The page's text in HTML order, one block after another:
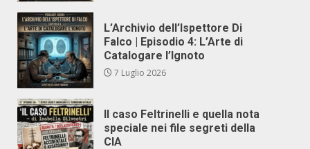
L’Archivio dell’Ispettore Di
Falco | Episodio 4: L’Arte di
Catalogare l’Ignoto
7 Luglio 2026
Il caso Feltrinelli e quella nota
speciale nei file segreti della
CIA